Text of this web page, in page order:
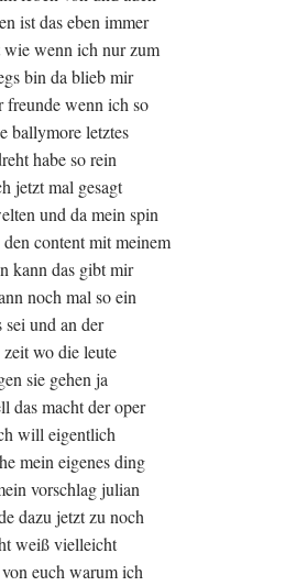
ist das eben immer
wie wenn ich nur zum
bin da blieb mir
freunde wenn ich so
ballymore letztes
habe so rein
jetzt mal gesagt
und da mein spin
content mit meinem
kann das gibt mir
noch mal so ein
und an der
wo die leute
sie gehen ja
das macht der oper
will eigentlich
mein eigenes ding
vorschlag julian
dazu jetzt zu noch
weiß vielleicht
euch warum ich